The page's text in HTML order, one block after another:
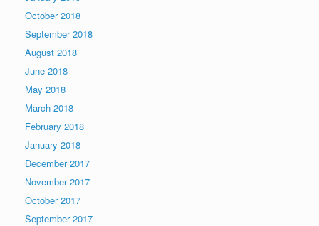
October 2018
September 2018
August 2018
June 2018
May 2018
March 2018
February 2018
January 2018
December 2017
November 2017
October 2017
September 2017